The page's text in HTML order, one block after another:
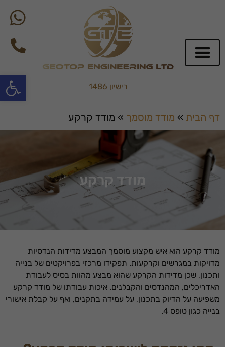
פתח רישיון 1486
דף הבית » מודד מוסמך » מודד קרקע
מודד קרקע
מודד קרקע הוא איש מקצוע מוסמך המבצע מדידות הנדסיות
מדויקות במגרשים וקרקעות. תפקידו מרכזי בפרויקטים של בנייה
ותכנון, שכן מדידות הקרקע שהוא מבצע מהוות בסיס לעבודת
האדריכלים, המהנדסים והקבלנים. איכות עבודתו של מודד קרקע
משפיעה על הדיוק בתכנון, על עמידה בתקנים, ואף על קבלת אישורי
בנייה כגון טופס 4.